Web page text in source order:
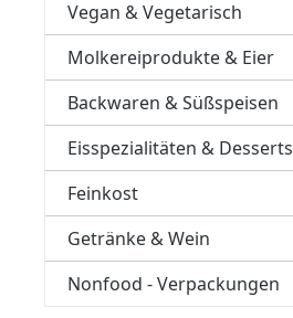
Vegan & Vegetarisch
Molkereiprodukte & Eier
Backwaren & Süßspeisen
Eisspezialitäten & Desserts
Feinkost
Getränke & Wein
Nonfood - Verpackungen